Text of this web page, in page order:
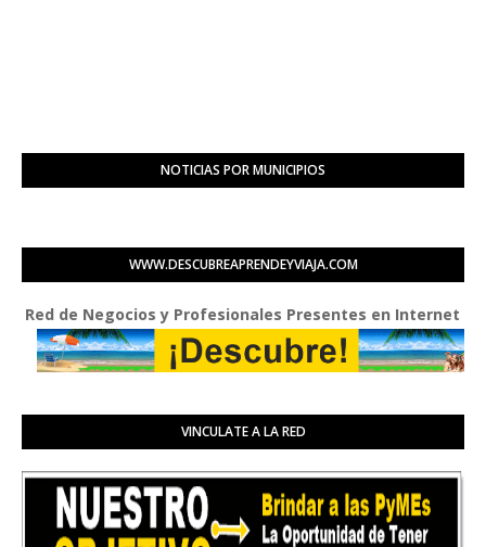
NOTICIAS POR MUNICIPIOS
WWW.DESCUBREAPRENDEYVIAJA.COM
Negocios y Profesionales Presentes en Internet
VINCULATE A LA RED